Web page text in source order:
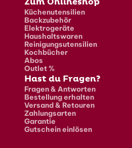
Küchenutensilien
Backzubehör
Elektrogeräte
Haushaltswaren
Reinigungsutensilien
Kochbücher
Abos
Outlet %
Hast du Fragen?
Fragen & Antworten
Bestellung erhalten
Versand & Retouren
Zahlungsarten
Garantie
Gutschein einlösen